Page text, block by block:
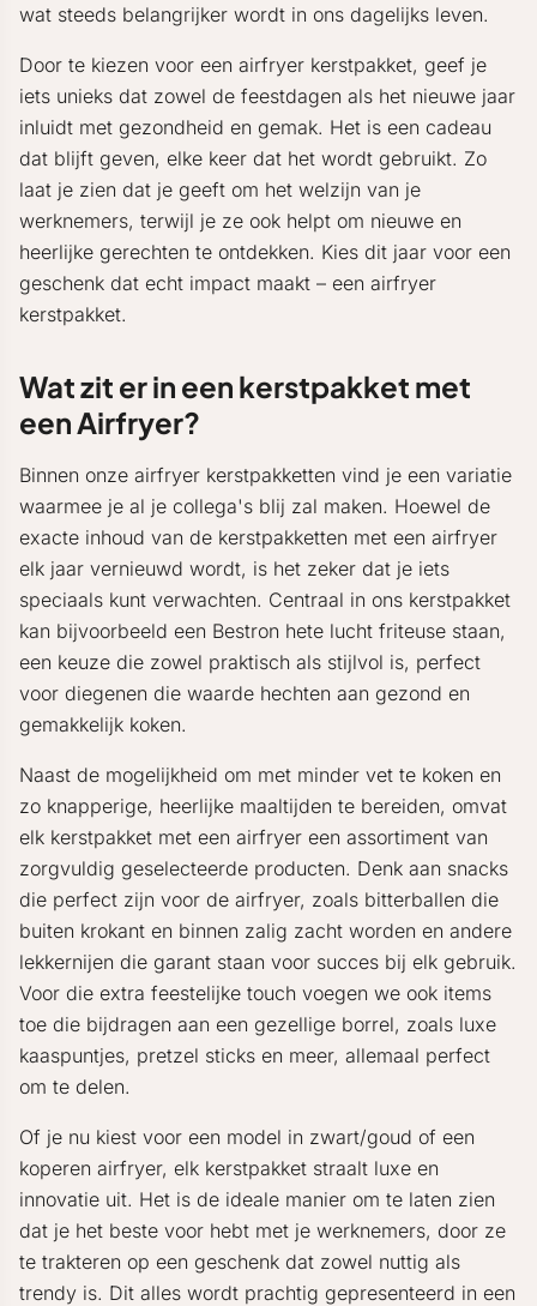
wat steeds belangrijker wordt in ons dagelijks leven.
Door te kiezen voor een airfryer kerstpakket, geef je
iets unieks dat zowel de feestdagen als het nieuwe jaar
inluidt met gezondheid en gemak. Het is een cadeau
dat blijft geven, elke keer dat het wordt gebruikt. Zo
laat je zien dat je geeft om het welzijn van je
werknemers, terwijl je ze ook helpt om nieuwe en
heerlijke gerechten te ontdekken. Kies dit jaar voor een
geschenk dat echt impact maakt – een airfryer
kerstpakket.
Wat zit er in een kerstpakket met
een Airfryer?
Binnen onze airfryer kerstpakketten vind je een variatie
waarmee je al je collega's blij zal maken. Hoewel de
exacte inhoud van de kerstpakketten met een airfryer
elk jaar vernieuwd wordt, is het zeker dat je iets
speciaals kunt verwachten. Centraal in ons kerstpakket
kan bijvoorbeeld een Bestron hete lucht friteuse staan,
een keuze die zowel praktisch als stijlvol is, perfect
voor diegenen die waarde hechten aan gezond en
gemakkelijk koken.
Naast de mogelijkheid om met minder vet te koken en
zo knapperige, heerlijke maaltijden te bereiden, omvat
elk kerstpakket met een airfryer een assortiment van
zorgvuldig geselecteerde producten. Denk aan snacks
die perfect zijn voor de airfryer, zoals bitterballen die
buiten krokant en binnen zalig zacht worden en andere
lekkernijen die garant staan voor succes bij elk gebruik.
Voor die extra feestelijke touch voegen we ook items
toe die bijdragen aan een gezellige borrel, zoals luxe
kaaspuntjes, pretzel sticks en meer, allemaal perfect
om te delen.
Of je nu kiest voor een model in zwart/goud of een
koperen airfryer, elk kerstpakket straalt luxe en
innovatie uit. Het is de ideale manier om te laten zien
dat je het beste voor hebt met je werknemers, door ze
te trakteren op een geschenk dat zowel nuttig als
trendy is. Dit alles wordt prachtig gepresenteerd in een